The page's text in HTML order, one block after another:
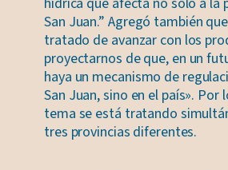
San Juan.” Agregó también
tratado de avanzar con los
proyectarnos de que, en un
haya un mecanismo de
San Juan, sino en el país». Por
tema se está tratando
tres provincias diferentes.